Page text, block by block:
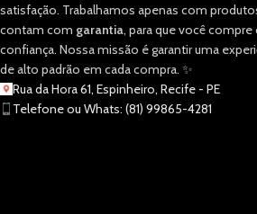
satisfação. Trabalhamos apenas com
contam com garantia, para que você
confiança. Nossa missão é garantir uma
de alto padrão em cada compra. ✨
Rua da Hora 61, Espinheiro, Recife - PE
Telefone ou Whats: (81) 99865-4281